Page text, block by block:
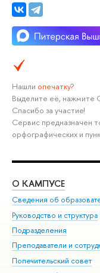
Нашли опечатку?
Выделите её, нажмите
Спасибо за участие!
Сервис предназначен
орфографических и
О КАМПУСЕ
Сведения об
Руководство и структура
Подразделения
Преподаватели и
Попечительский совет